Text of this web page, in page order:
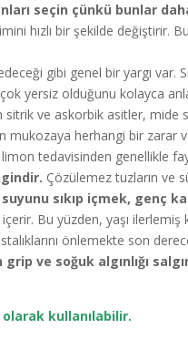
seçin çünkü bunlar
hızlı bir şekilde değiştirir.
gibi genel bir yargı var.
yersiz olduğunu kolayca
ve askorbik asitler, mide
mukozaya herhangi bir zarar
tedavisinden genellikle
Çözülemez tuzların ve
sıkıp içmek, genç
Bu yüzden, yaşı ilerlemiş
önlemekte son
ve soğuk algınlığı
kullanılabilir.